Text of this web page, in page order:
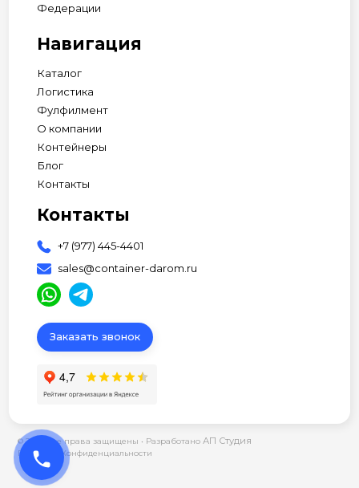
phone
Федерации
Навигация
Каталог
Логистика
Фулфилмент
О компании
Контейнеры
Блог
Контакты
Контакты
+7 (977) 445-4401
sales@container-darom.ru
Заказать звонок
© 2026 Все права защищены • Разработано АП Студия
Политика Конфиденциальности